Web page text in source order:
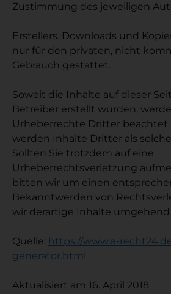
Zustimmung des jeweiligen
Erstellers. Downloads und
nur für den privaten, nicht
Gebrauch gestattet.
Soweit die Inhalte auf dieser
Betreiber erstellt wurden,
Urheberrechte Dritter
werden Inhalte Dritter als
Sollten Sie trotzdem auf eine
Urheberrechtsverletzung
bitten wir um einen
Bekanntwerden von
wir derartige Inhalte
Quelle: https://www.e-
generator.html
Aktualisiert am 16. April 2018